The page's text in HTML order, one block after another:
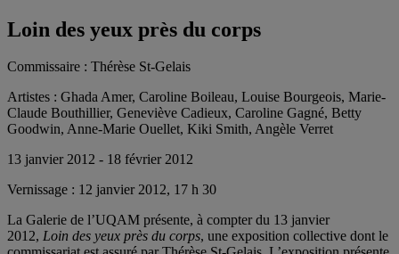
Loin des yeux près du corps
Commissaire : Thérèse St-Gelais
Artistes : Ghada Amer, Caroline Boileau, Louise Bourgeois, Marie-
Claude Bouthillier, Geneviève Cadieux, Caroline Gagné, Betty
Goodwin, Anne-Marie Ouellet, Kiki Smith, Angèle Verret
13 janvier 2012 - 18 février 2012
Vernissage : 12 janvier 2012, 17 h 30
La Galerie de l’UQAM présente, à compter du 13 janvier
2012, Loin des yeux près du corps, une exposition collective dont le